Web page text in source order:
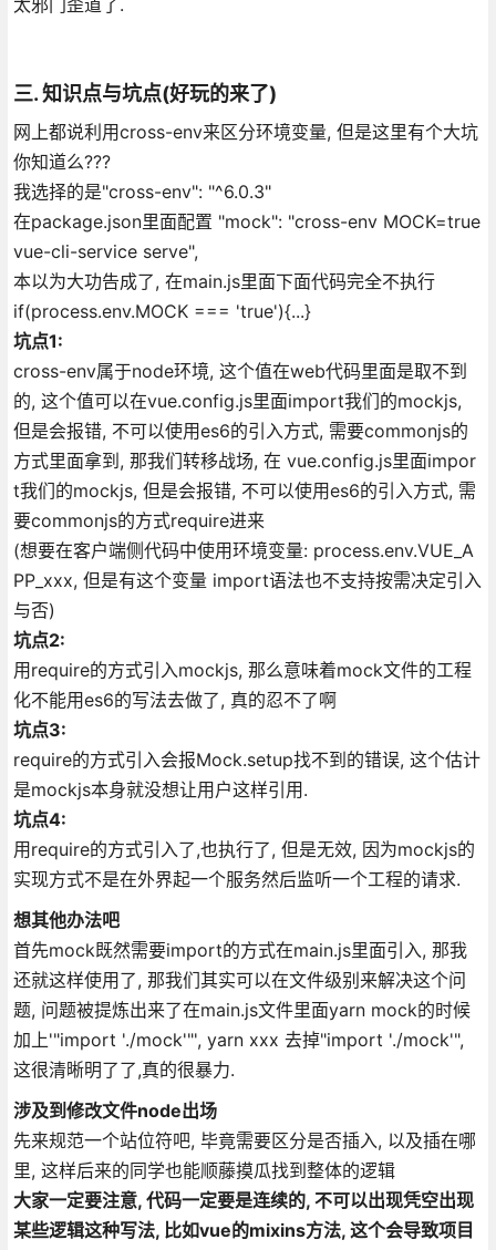
三. 知识点与坑点(好玩的来了)
网上都说利用cross-env来区分环境变量, 但是这里有个大坑
你知道么???
我选择的是"cross-env": "^6.0.3"
在package.json里面配置 "mock": "cross-env MOCK=true
vue-cli-service serve",
本以为大功告成了, 在main.js里面下面代码完全不执行
if(process.env.MOCK === 'true'){...}
坑点1:
cross-env属于node环境, 这个值在web代码里面是取不到
的, 这个值可以在vue.config.js里面import我们的mockjs,
但是会报错, 不可以使用es6的引入方式, 需要commonjs的
方式里面拿到, 那我们转移战场, 在 vue.config.js里面impor
t我们的mockjs, 但是会报错, 不可以使用es6的引入方式, 需
要commonjs的方式require进来
(想要在客户端侧代码中使用环境变量: process.env.VUE_A
PP_xxx, 但是有这个变量 import语法也不支持按需决定引入
与否)
坑点2:
用require的方式引入mockjs, 那么意味着mock文件的工程
化不能用es6的写法去做了, 真的忍不了啊
坑点3:
require的方式引入会报Mock.setup找不到的错误, 这个估计
是mockjs本身就没想让用户这样引用.
坑点4:
用require的方式引入了,也执行了, 但是无效, 因为mockjs的
实现方式不是在外界起一个服务然后监听一个工程的请求.
想其他办法吧
首先mock既然需要import的方式在main.js里面引入, 那我
还就这样使用了, 那我们其实可以在文件级别来解决这个问
题, 问题被提炼出来了在main.js文件里面yarn mock的时候
加上'"import './mock'"', yarn xxx 去掉"import './mock'",
这很清晰明了了,真的很暴力.
涉及到修改文件node出场
先来规范一个站位符吧, 毕竟需要区分是否插入, 以及插在哪
里, 这样后来的同学也能顺藤摸瓜找到整体的逻辑
大家一定要注意, 代码一定要是连续的, 不可以出现凭空出现
某些逻辑这种写法, 比如vue的mixins方法, 这个会导致项目